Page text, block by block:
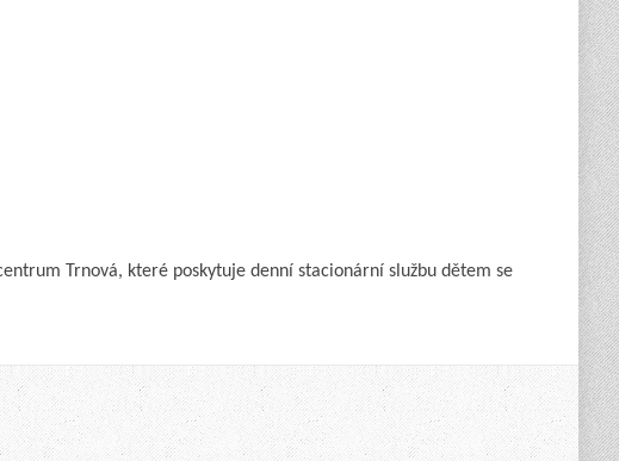
Trnová, které poskytuje denní stacionární službu dětem se